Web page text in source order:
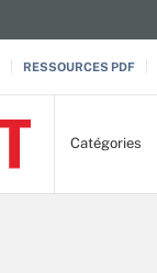
RESSOURCES PDF
Catégories